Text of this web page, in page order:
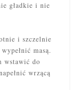
gładkie i nie
i szczelnie
masą.
wstawić do
wrzącą